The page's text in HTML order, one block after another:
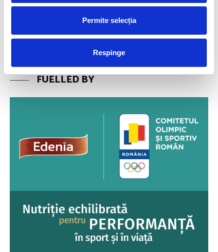
Permite selecția
Respinge
ascultat şi îi este permis să se exprime, fiind întărit pozitiv atât de către
Articolul precedent
PROCRASTINAREA ÎN SPORT
Articolul următor
CELE 15 MINUTE DE SUCCES
FUELLED BY